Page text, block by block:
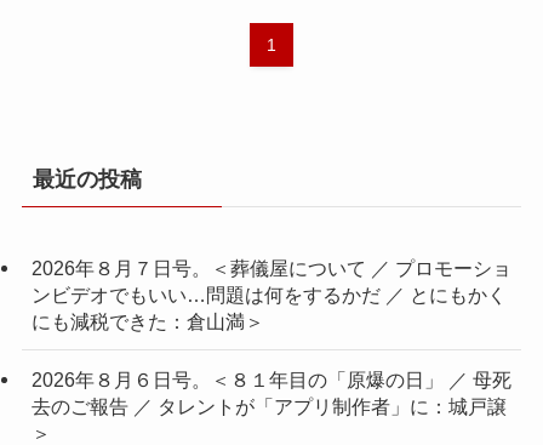
1
最近の投稿
2026年８月７日号。＜葬儀屋について ／ プロモーショ
ンビデオでもいい…問題は何をするかだ ／ とにもかく
にも減税できた：倉山満＞
2026年８月６日号。＜８１年目の「原爆の日」 ／ 母死
去のご報告 ／ タレントが「アプリ制作者」に：城戸譲
＞